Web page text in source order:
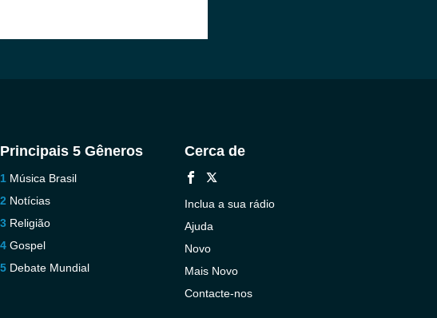
Principais 5 Gêneros
Música Brasil
Notícias
Religião
Gospel
Debate Mundial
Cerca de
Inclua a sua rádio
Ajuda
Novo
Mais Novo
Contacte-nos